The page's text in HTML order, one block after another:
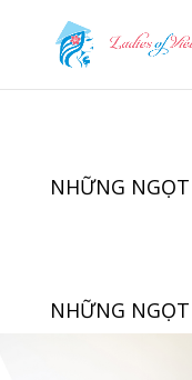
NHỮNG
NHỮNG